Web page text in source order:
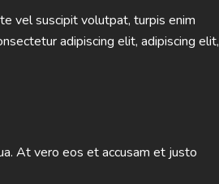
vel suscipit volutpat, turpis enim
adipiscing elit, adipiscing elit,
At vero eos et accusam et justo